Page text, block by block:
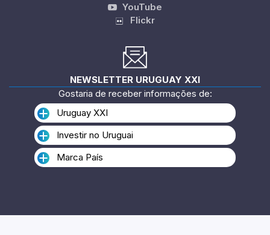
YouTube
Flickr
NEWSLETTER URUGUAY XXI
Gostaria de receber informações de:
Uruguay XXI
Investir no Uruguai
Marca País